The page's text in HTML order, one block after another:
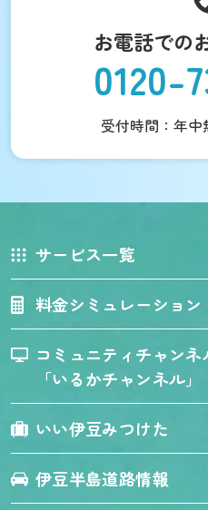
お電話での
0120-
受付時間：年中
サービス一覧
料金シミュレーション
コミュニティチャンネ
「いるかチャンネル」
いい伊豆みつけた
伊豆半島道路情報